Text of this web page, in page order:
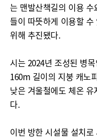
는 맨발산책길의 이용
들이 따뜻하게 이용할
위해 추진됐다.
시는 2024년 조성된 병
160m 길이의 지붕 캐노
낮은 겨울철에도 체온
다.
이번 방한 시설물 설치